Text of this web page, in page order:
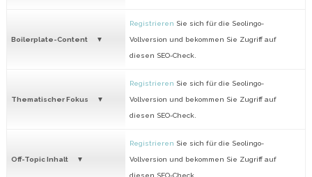
Boilerplate-Content
Registrieren Sie sich für die Seolingo-
Vollversion und bekommen Sie Zugriff auf
diesen SEO-Check.
Thematischer Fokus
Registrieren Sie sich für die Seolingo-
Vollversion und bekommen Sie Zugriff auf
diesen SEO-Check.
Off-Topic Inhalt
Registrieren Sie sich für die Seolingo-
Vollversion und bekommen Sie Zugriff auf
diesen SEO-Check.